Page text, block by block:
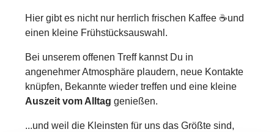
Hier gibt es nicht nur herrlich frischen Kaffee ☕und
einen kleine Frühstücksauswahl.
Bei unserem offenen Treff kannst Du in
angenehmer Atmosphäre plaudern, neue Kontakte
knüpfen, Bekannte wieder treffen und eine kleine
Auszeit vom Alltag genießen.
...und weil die Kleinsten für uns das Größte sind,